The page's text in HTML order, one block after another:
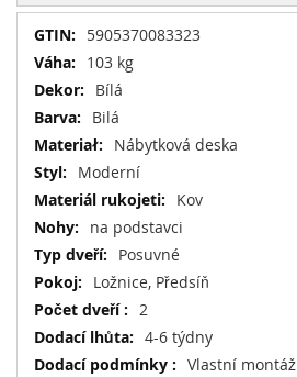
Více
informací
5905370083323
103 kg
Bílá
Bilá
Nábytková deska
Moderní
Kov
na podstavci
Posuvné
Ložnice, Předsíň
2
4-6 týdny
Vlastní montáž